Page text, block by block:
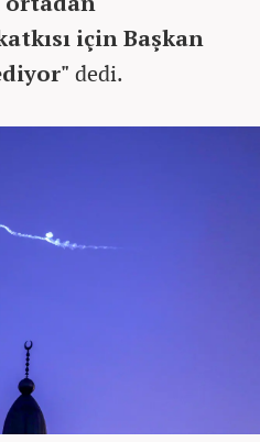
için Başkan
dedi.